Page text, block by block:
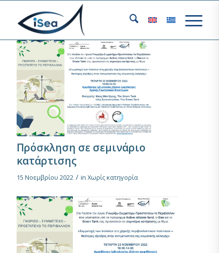
Πρόσκληση σε σεμινάριο
κατάρτισης
15 Νοεμβρίου 2022 / in Χωρίς κατηγορία